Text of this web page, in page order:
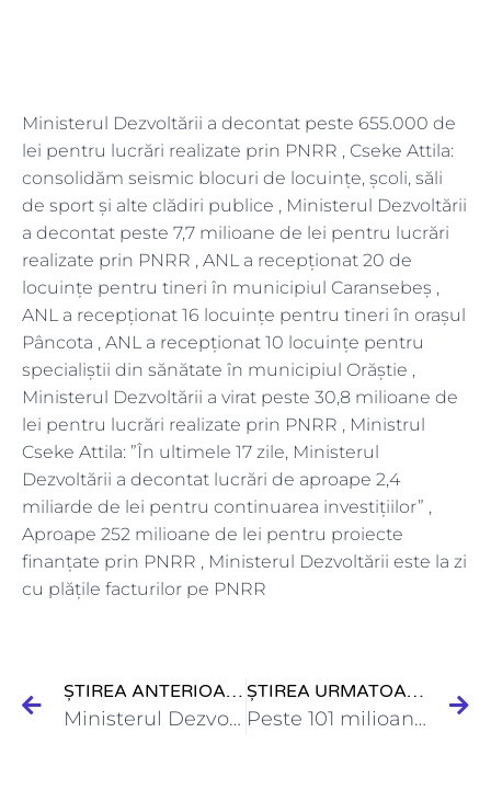
Ministerul Dezvoltării a decontat peste 655.000 de
lei pentru lucrări realizate prin PNRR , Cseke Attila:
consolidăm seismic blocuri de locuințe, școli, săli
de sport și alte clădiri publice , Ministerul Dezvoltării
a decontat peste 7,7 milioane de lei pentru lucrări
realizate prin PNRR , ANL a recepţionat 20 de
locuinţe pentru tineri în municipiul Caransebeș ,
ANL a recepţionat 16 locuinţe pentru tineri în orașul
Pâncota , ANL a recepţionat 10 locuinţe pentru
specialiștii din sănătate în municipiul Orăștie ,
Ministerul Dezvoltării a virat peste 30,8 milioane de
lei pentru lucrări realizate prin PNRR , Ministrul
Cseke Attila: ”În ultimele 17 zile, Ministerul
Dezvoltării a decontat lucrări de aproape 2,4
miliarde de lei pentru continuarea investițiilor” ,
Aproape 252 milioane de lei pentru proiecte
finanțate prin PNRR , Ministerul Dezvoltării este la zi
cu plățile facturilor pe PNRR
ȘTIREA ANTERIOARĂ
Ministerul Dezvoltării a decontat peste 7,7 milioane de lei pentru…
ȘTIREA URMATOARE
Peste 101 milioane de lei pentru continuarea investițiilor derulate de…